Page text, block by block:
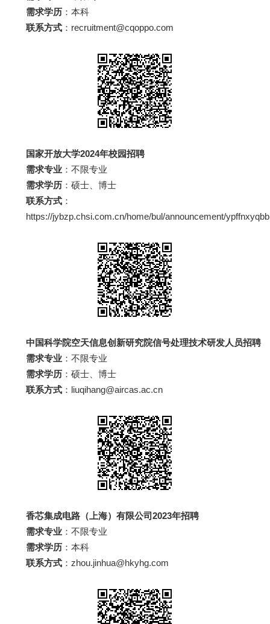
需求学历 ：本科
联系方式 ：recruitment@cqoppo.com
国家开放大学2024年校园招聘
需求专业 ：不限专业
需求学历 ：硕士、博士
联系方式 ：
https://jybzp.chsi.com.cn/home/bul/announcement/
中国科学院空天信息创新研究院信号处理技术研发人员招聘
需求专业 ：不限专业
需求学历 ：硕士、博士
联系方式 ：liuqihang@aircas.ac.cn
香芯集成电路（上海）有限公司2023年招聘
需求专业 ：不限专业
需求学历 ：本科
联系方式 ：zhou.jinhua@hkyhg.com